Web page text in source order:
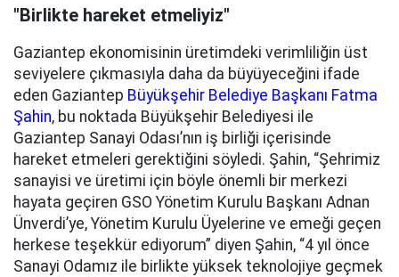
"Birlikte hareket etmeliyiz"
Gaziantep ekonomisinin üretimdeki verimliliğin üst
seviyelere çıkmasıyla daha da büyüyeceğini ifade
eden Gaziantep Büyükşehir Belediye Başkanı Fatma
Şahin, bu noktada Büyükşehir Belediyesi ile
Gaziantep Sanayi Odası’nın iş birliği içerisinde
hareket etmeleri gerektiğini söyledi. Şahin, “Şehrimiz
sanayisi ve üretimi için böyle önemli bir merkezi
hayata geçiren GSO Yönetim Kurulu Başkanı Adnan
Ünverdi’ye, Yönetim Kurulu Üyelerine ve emeği geçen
herkese teşekkür ediyorum” diyen Şahin, “4 yıl önce
Sanayi Odamız ile birlikte yüksek teknolojiye geçmek